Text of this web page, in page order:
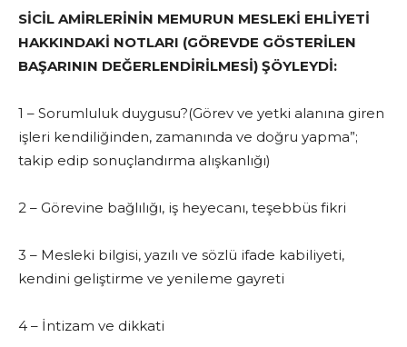
SİCİL AMİRLERİNİN MEMURUN MESLEKİ EHLİYETİ
HAKKINDAKİ NOTLARI (GÖREVDE GÖSTERİLEN
BAŞARININ DEĞERLENDİRİLMESİ) ŞÖYLEYDİ:
1 – Sorumluluk duygusu?(Görev ve yetki alanına giren
işleri kendiliğinden, zamanında ve doğru yap­ma”;
takip edip sonuçlan­dırma alışkanlığı)
2 – Görevine bağlılığı, iş heyecanı, teşebbüs fik­ri
3 – Mesleki bilgisi, ya­zılı ve sözlü ifade kabili­yeti,
kendini geliştirme ve yenileme gayreti
4 – İntizam ve dikkati